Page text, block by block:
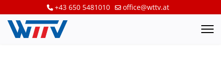
+43 650 5481010 office@wttv.at